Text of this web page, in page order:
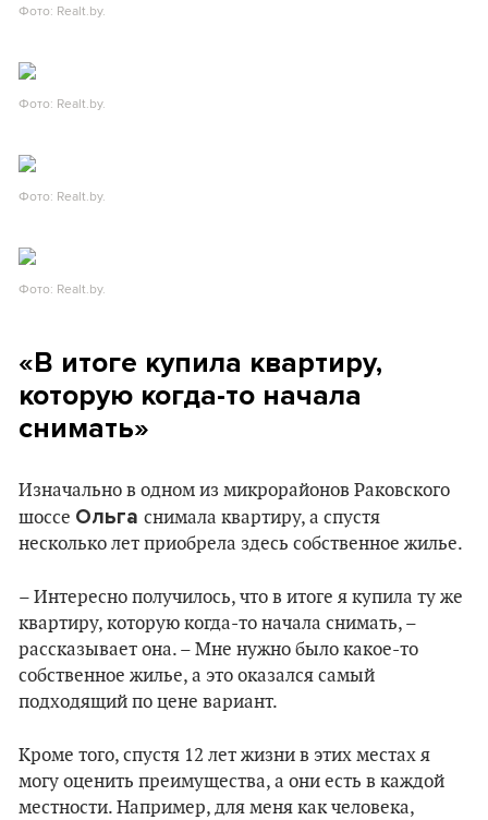
Фото: Realt.by.
Фото: Realt.by.
Фото: Realt.by.
Фото: Realt.by.
«В итоге купила квартиру,
которую когда-то начала
снимать»
Изначально в одном из микрорайонов Раковского
шоссе Ольга снимала квартиру, а спустя
несколько лет приобрела здесь собственное жилье.
– Интересно получилось, что в итоге я купила ту же
квартиру, которую когда-то начала снимать, –
рассказывает она. – Мне нужно было какое-то
собственное жилье, а это оказался самый
подходящий по цене вариант.
Кроме того, спустя 12 лет жизни в этих местах я
могу оценить преимущества, а они есть в каждой
местности. Например, для меня как человека,